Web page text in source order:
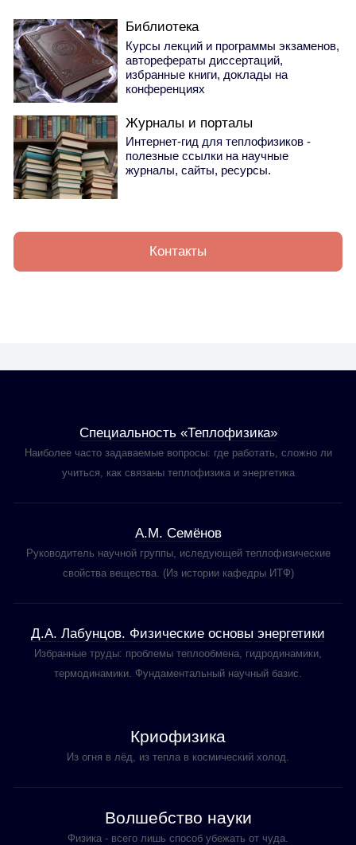
Библиотека
Курсы лекций и программы экзаменов,
авторефераты диссертаций,
избранные книги, доклады на
конференциях
Журналы и порталы
Интернет-гид для теплофизиков -
полезные ссылки на научные
журналы, сайты, ресурсы.
Контакты
Специальность «Теплофизика»
Наиболее часто задаваемые вопросы: где работать, сложно ли
учиться, как связаны теплофизика и энергетика
А.М. Семёнов
Руководитель научной группы, иследующей теплофизические
свойства вещества. (Из истории кафедры ИТФ)
Д.А. Лабунцов. Физические основы энергетики
Избранные труды: проблемы теплообмена, гидродинамики,
термодинамики. Фундаментальный научный базис.
Криофизика
Из огня в лёд, из тепла в космический холод.
Волшебство науки
Физика - всего лишь способ убежать от чуда.